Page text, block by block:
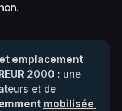
.
emplacement
2000 : une
et de
mobilisée